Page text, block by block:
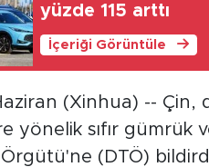
yüzde 115 arttı
İçeriği Görüntüle
(Xinhua) --
yönelik sıfır gümrük
(DTÖ)